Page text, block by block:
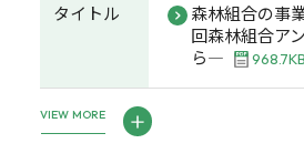
タイトル
森林組合の事
回森林組合ア
ら―
968.7KB
VIEW MORE